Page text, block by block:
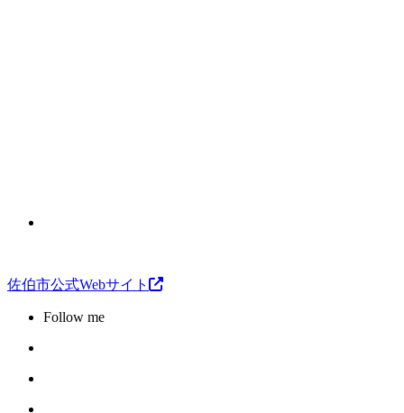
佐伯市公式Webサイト
Follow me